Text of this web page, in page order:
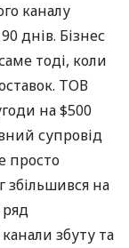
каналу
днів. Бізнес
тоді, коли
ТОВ
на $500
супровід
просто
збільшився на
ряд
збуту та